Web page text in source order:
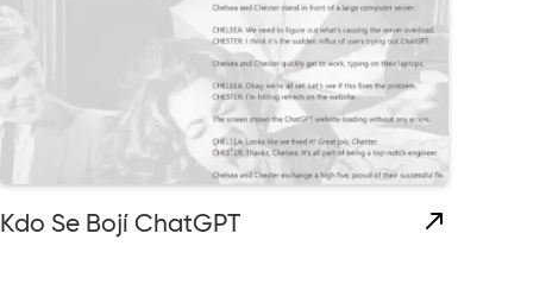
Kdo Se Bojí ChatGPT